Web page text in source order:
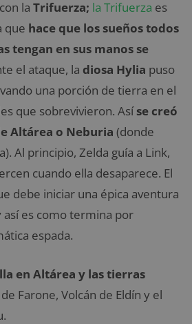
la Trifuerza; la Trifuerza es
que hace que los sueños todos
tengan en sus manos se
el ataque, la diosa Hylia puso
una porción de tierra en el
que sobrevivieron. Asíse creó
Altárea o Neburia (donde
Al principio, Zelda guía a Link,
cuando ella desaparece. El
debe iniciar una épica aventura
así es como termina por
espada.
en Altárea y las tierras
Farone, Volcán de Eldín y el